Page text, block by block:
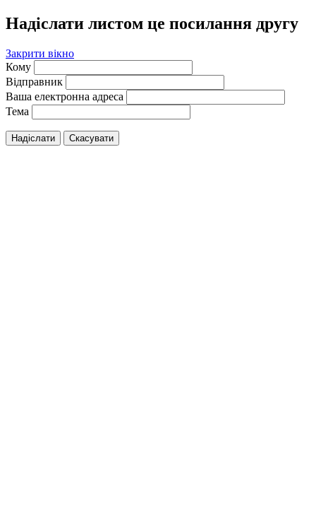
Надіслати листом це посилання другу
Закрити вікно
Кому
Відправник
Ваша електронна адреса
Тема
Надіслати Скасувати